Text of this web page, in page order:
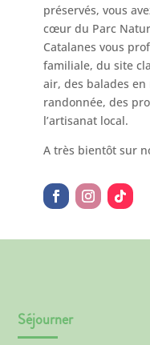
préservés, vous
cœur du Parc
Catalanes vous
familiale, du site
air, des balades
randonnée, des
l’artisanat local.
A très bientôt sur
Séjourner